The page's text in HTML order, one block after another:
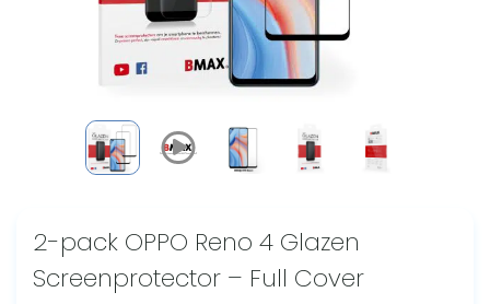
2-pack OPPO Reno 4 Glazen
Screenprotector – Full Cover